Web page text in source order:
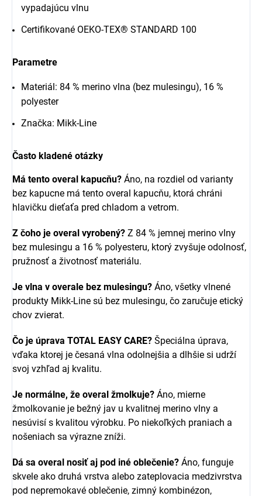
vypadajúcu vlnu
Certifikované OEKO-TEX® STANDARD 100
Parametre
Materiál: 84 % merino vlna (bez mulesingu), 16 %
polyester
Značka: Mikk-Line
Často kladené otázky
Má tento overal kapucňu? Áno, na rozdiel od varianty
bez kapucne má tento overal kapucňu, ktorá chráni
hlavičku dieťaťa pred chladom a vetrom.
Z čoho je overal vyrobený? Z 84 % jemnej merino vlny
bez mulesingu a 16 % polyesteru, ktorý zvyšuje odolnosť,
pružnosť a životnosť materiálu.
Je vlna v overale bez mulesingu? Áno, všetky vlnené
produkty Mikk-Line sú bez mulesingu, čo zaručuje etický
chov zvierat.
Čo je úprava TOTAL EASY CARE? Špeciálna úprava,
vďaka ktorej je česaná vlna odolnejšia a dlhšie si udrží
svoj vzhľad aj kvalitu.
Je normálne, že overal žmolkuje? Áno, mierne
žmolkovanie je bežný jav u kvalitnej merino vlny a
nesúvisí s kvalitou výrobku. Po niekoľkých praniach a
nošeniach sa výrazne zníži.
Dá sa overal nosiť aj pod iné oblečenie? Áno, funguje
skvele ako druhá vrstva alebo zateplovacia medzivrstva
pod nepremokavé oblečenie, zimný kombinézon,